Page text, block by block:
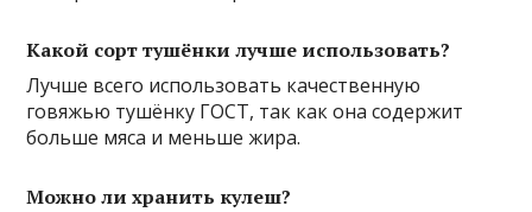
Какой сорт тушёнки лучше использовать?
Лучше всего использовать качественную
говяжью тушёнку ГОСТ, так как она содержит
больше мяса и меньше жира.
Можно ли хранить кулеш?